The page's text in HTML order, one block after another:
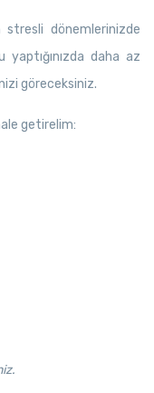
dönemlerinizde
yaptığınızda daha az
göreceksiniz.
getirelim: